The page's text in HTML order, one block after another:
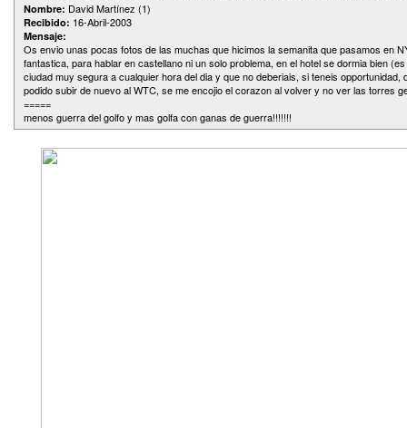
Nombre: David Martínez (1)
Recibido: 16-Abril-2003
Mensaje:
Os envio unas pocas fotos de las muchas que hicimos la semanita que pasamos en
fantastica, para hablar en castellano ni un solo problema, en el hotel se dormia bien
ciudad muy segura a cualquier hora del dia y que no deberiais, si teneis opportunidad,
podido subir de nuevo al WTC, se me encojio el corazon al volver y no ver las torres
=====
menos guerra del golfo y mas golfa con ganas de guerra!!!!!!!